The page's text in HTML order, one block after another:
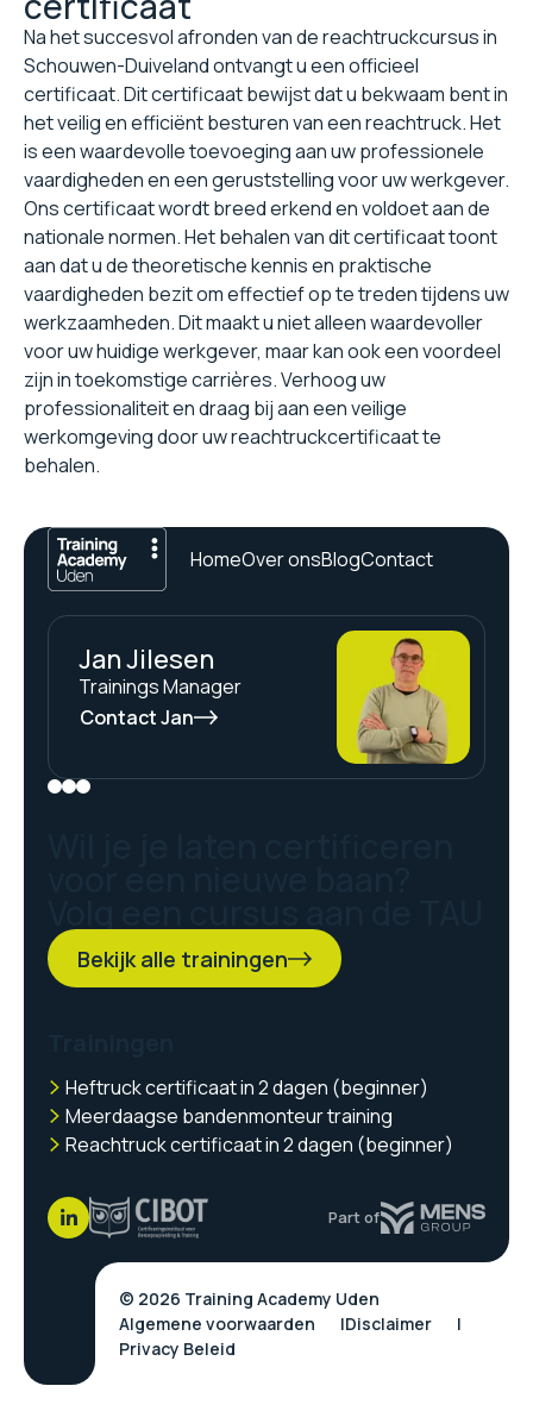
Na het succesvol afronden van de reachtruckcursus in
Schouwen-Duiveland ontvangt u een officieel
certificaat. Dit certificaat bewijst dat u bekwaam bent in
het veilig en efficiënt besturen van een reachtruck. Het
is een waardevolle toevoeging aan uw professionele
vaardigheden en een geruststelling voor uw werkgever.
Ons certificaat wordt breed erkend en voldoet aan de
nationale normen. Het behalen van dit certificaat toont
aan dat u de theoretische kennis en praktische
vaardigheden bezit om effectief op te treden tijdens uw
werkzaamheden. Dit maakt u niet alleen waardevoller
voor uw huidige werkgever, maar kan ook een voordeel
zijn in toekomstige carrières. Verhoog uw
professionaliteit en draag bij aan een veilige
werkomgeving door uw reachtruckcertificaat te
behalen.
HomeOver onsBlogContact
Jan Jilesen
Trainings Manager
Contact Jan
Bekijk alle trainingen
Heftruck certificaat in 2 dagen (beginner)
Meerdaagse bandenmonteur training
Reachtruck certificaat in 2 dagen (beginner)
Part of
© 2026 Training Academy Uden
Algemene voorwaarden
Disclaimer
Privacy Beleid